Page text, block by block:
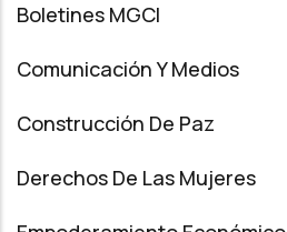
Boletines MGCI
Comunicación Y Medios
Construcción De Paz
Derechos De Las Mujeres